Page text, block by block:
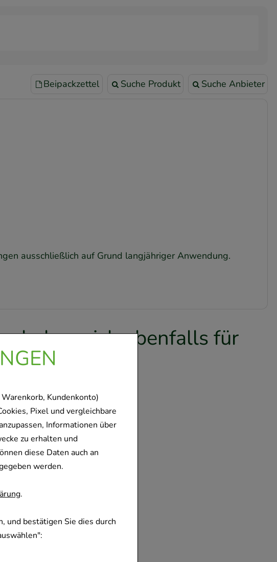
Kundenkonto)
Pixel und vergleichbare
Informationen über
zu erhalten und
diese Daten auch an
werden.
.
und bestätigen Sie dies durch
Beipackzettel Suche Produkt Suche Anbieter
ausschließlich auf Grund langjähriger Anwendung.
haben sich ebenfalls für
Arzneimittel